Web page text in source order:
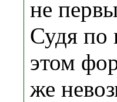
не
Судя по
этом
же